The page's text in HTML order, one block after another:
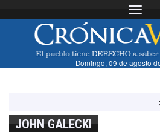
Domingo, 09 de agosto
JOHN GALECKI